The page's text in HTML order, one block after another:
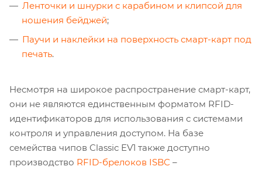
Ленточки и шнурки с карабином и клипсой для
ношения бейджей;
Паучи и наклейки на поверхность смарт-карт под
печать.
Несмотря на широкое распространение смарт-карт,
они не являются единственным форматом RFID-
идентификаторов для использования с системами
контроля и управления доступом. На базе
семейства чипов Classic EV1 также доступно
производство RFID-брелоков ISBC –